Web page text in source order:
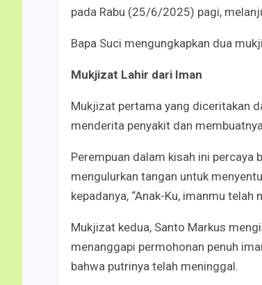
pada Rabu (25/6/2025) pagi,
Bapa Suci mengungkapkan dua
Mukjizat Lahir dari Iman
Mukjizat pertama yang diceritakan
menderita penyakit dan
Perempuan dalam kisah ini percaya
mengulurkan tangan untuk
kepadanya, “Anak-Ku, imanmu
Mukjizat kedua, Santo Markus
menanggapi permohonan penuh
bahwa putrinya telah meninggal.